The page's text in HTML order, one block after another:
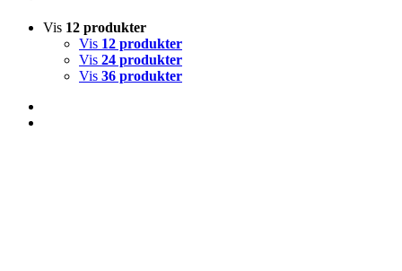
Vis 12 produkter
Vis 12 produkter
Vis 24 produkter
Vis 36 produkter